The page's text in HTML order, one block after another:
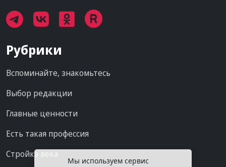
Рубрики
Вспоминайте, знакомьтесь
Выбор редакции
Главные ценности
Есть такая профессия
Стройка века
Мы используем сервис